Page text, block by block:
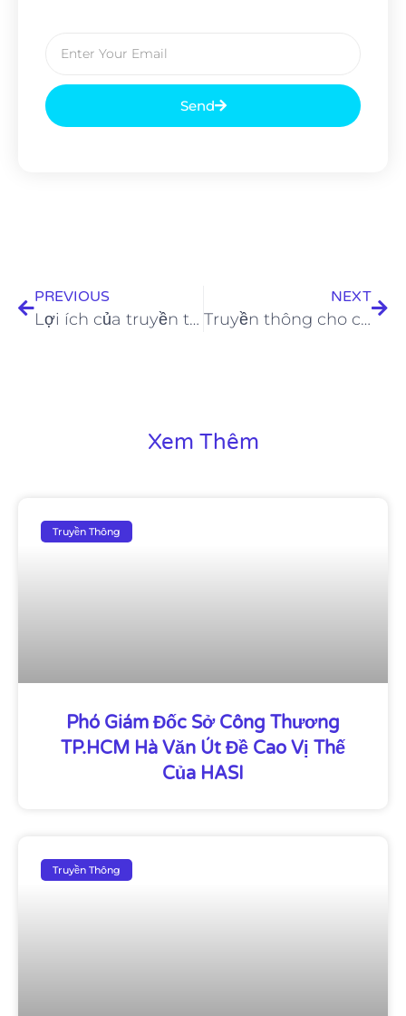
Send
PREVIOUS
Lợi ích của truyền thông doanh nghiệp
NEXT
Truyền thông cho công ty mới thành lập
Xem Thêm
Truyền Thông
Phó Giám Đốc Sở Công Thương
TP.HCM Hà Văn Út Đề Cao Vị Thế
Của HASI
Truyền Thông